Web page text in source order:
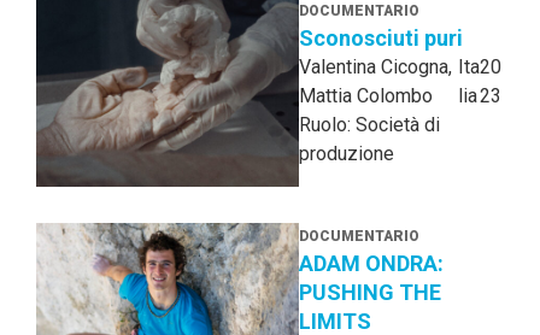
DOCUMENTARIO
Sconosciuti puri
Valentina Cicogna,
Mattia Colombo
Ita
lia
20
23
Ruolo: Società di
produzione
DOCUMENTARIO
ADAM ONDRA:
PUSHING THE
LIMITS